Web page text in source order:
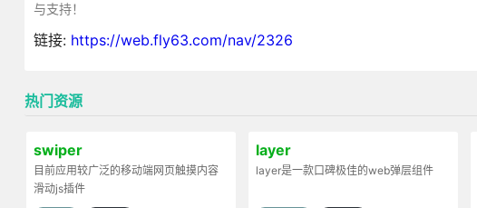
与支持！
链接: https://web.fly63.com/nav/2326
热门资源
swiper
目前应用较广泛的移动端网页触摸内容
滑动js插件
layer
layer是一款口碑极佳的web弹层组件